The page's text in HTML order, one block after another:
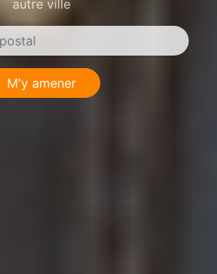
autre ville
M'y amener